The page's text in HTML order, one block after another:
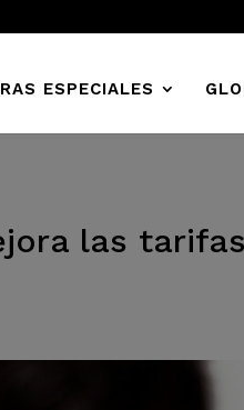
ESPECIALES
las